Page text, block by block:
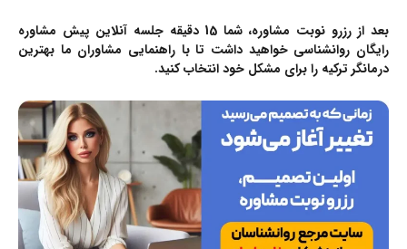
بعد از رزرو نوبت مشاوره، شما 15 دقیقه
جلسه آنلاین پیش مشاوره
رایگان روانشناسی خواهید داشت تا با راهنمایی مشاوران ما بهترین
درمانگر ترکیه را برای مشکل خود انتخاب کنید.